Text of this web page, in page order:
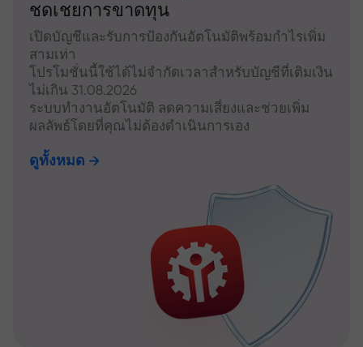
ชดเชยการขาดทุน
เปิดบัญชีและรับการป้องกันอัตโนมัติพร้อมกำไรเพิ่ม
สามเท่า
โปรโมชั่นนี้ใช้ได้ไม่จำกัดเวลาสำหรับบัญชีที่เติมเงิน
ไม่เกิน 31.08.2026
ระบบทำงานอัตโนมัติ ลดความเสี่ยงและช่วยเพิ่ม
ผลลัพธ์โดยที่คุณไม่ต้องดำเนินการเอง
ดูทั้งหมด